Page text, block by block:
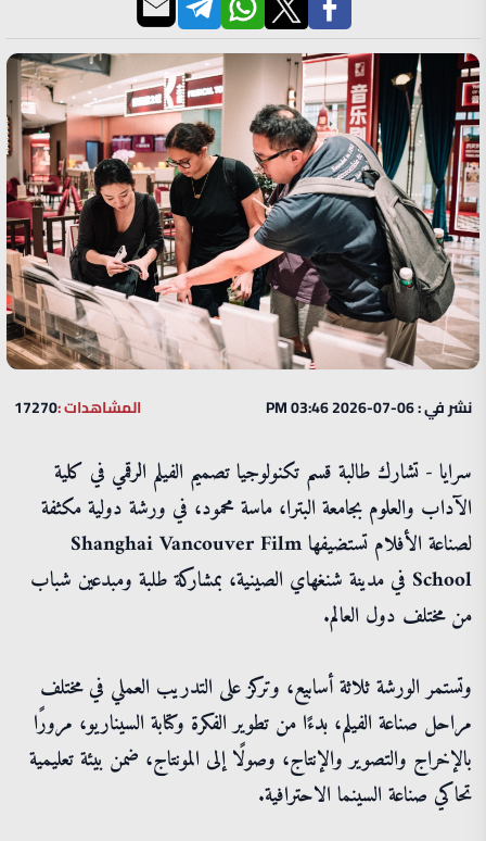
نشر في : 06-07-2026 03:46 PM المشاهدات :17270
سرايا - تشارك طالبة قسم تكنولوجيا تصميم الفيلم الرقمي في كلية
الآداب والعلوم بجامعة البترا، ماسة محمود، في ورشة دولية مكثفة
لصناعة الأفلام تستضيفها Shanghai Vancouver Film
School في مدينة شنغهاي الصينية، بمشاركة طلبة ومبدعين شباب
من مختلف دول العالم.
وتستمر الورشة ثلاثة أسابيع، وتركز على التدريب العملي في مختلف
مراحل صناعة الفيلم، بدءًا من تطوير الفكرة وكتابة السيناريو، مرورًا
بالإخراج والتصوير والإنتاج، وصولًا إلى المونتاج، ضمن بيئة تعليمية
تحاكي صناعة السينما الاحترافية.